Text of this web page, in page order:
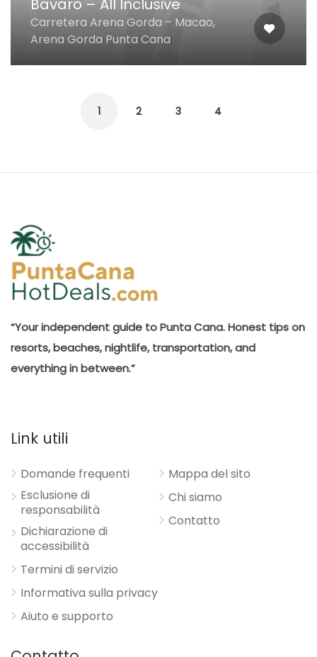
Bavaro – All Inclusive
Carretera Arena Gorda – Macao,
Arena Gorda Punta Cana
1 2 3 4
“Your independent guide to Punta Cana. Honest tips on
resorts, beaches, nightlife, transportation, and
everything in between.”
Link utili
Domande frequenti
Esclusione di
responsabilità
Dichiarazione di
accessibilità
Termini di servizio
Informativa sulla privacy
Aiuto e supporto
Mappa del sito
Chi siamo
Contatto